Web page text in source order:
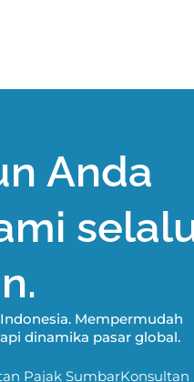
Anda
Mempermudah
dinamika pasar global.
Pajak SumbarKonsultan